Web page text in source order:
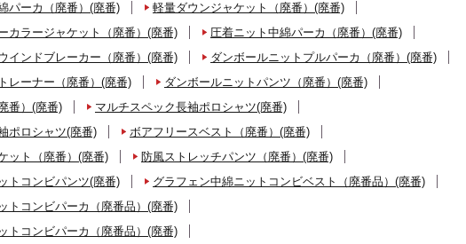
パーカ（廃番）(廃番)
軽量ダウンジャケット（廃番）(廃番)
カラージャケット（廃番）(廃番)
圧着ニット中綿パーカ（廃番）(廃番)
インドブレーカー（廃番）(廃番)
ダンボールニットプルパーカ（廃番）(廃番)
レーナー（廃番）(廃番)
ダンボールニットパンツ（廃番）(廃番)
番）(廃番)
マルチスペック長袖ポロシャツ(廃番)
ポロシャツ(廃番)
ボアフリースベスト（廃番）(廃番)
ット（廃番）(廃番)
防風ストレッチパンツ（廃番）(廃番)
トコンビパンツ(廃番)
グラフェン中綿ニットコンビベスト（廃番品）(廃番)
トコンビパーカ（廃番品）(廃番)
トコンビパーカ（廃番品）(廃番)